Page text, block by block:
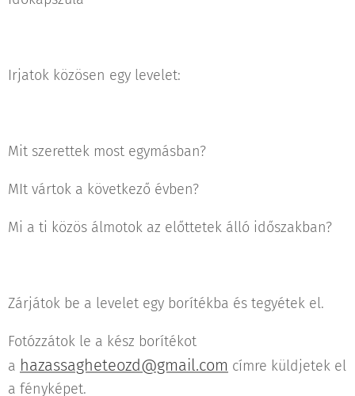
Irjatok közösen egy levelet:
Mit szerettek most egymásban?
MIt vártok a következő évben?
Mi a ti közös álmotok az előttetek álló időszakban?
Zárjátok be a levelet egy borítékba és tegyétek el.
Fotózzátok le a kész borítékot
a hazassagheteozd@gmail.com címre küldjetek el
a fényképet.